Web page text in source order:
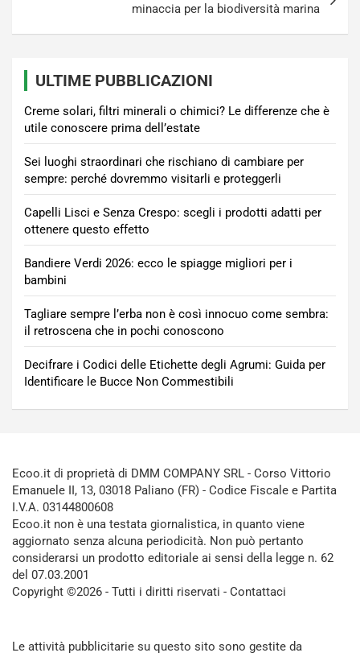
minaccia per la biodiversità marina
ULTIME PUBBLICAZIONI
Creme solari, filtri minerali o chimici? Le differenze che è
utile conoscere prima dell’estate
Sei luoghi straordinari che rischiano di cambiare per
sempre: perché dovremmo visitarli e proteggerli
Capelli Lisci e Senza Crespo: scegli i prodotti adatti per
ottenere questo effetto
Bandiere Verdi 2026: ecco le spiagge migliori per i
bambini
Tagliare sempre l’erba non è così innocuo come sembra:
il retroscena che in pochi conoscono
Decifrare i Codici delle Etichette degli Agrumi: Guida per
Identificare le Bucce Non Commestibili
Ecoo.it di proprietà di DMM COMPANY SRL - Corso Vittorio
Emanuele II, 13, 03018 Paliano (FR) - Codice Fiscale e Partita
I.V.A. 03144800608
Ecoo.it non è una testata giornalistica, in quanto viene
aggiornato senza alcuna periodicità. Non può pertanto
considerarsi un prodotto editoriale ai sensi della legge n. 62
del 07.03.2001
Copyright ©2026 - Tutti i diritti riservati - Contattaci
Le attività pubblicitarie su questo sito sono gestite da